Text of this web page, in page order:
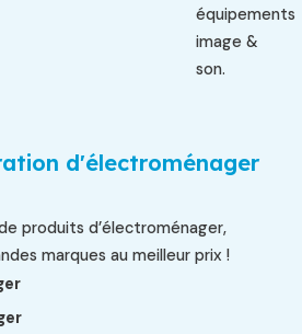
équipements
image &
son.
d'électroménager
produits d’électroménager,
marques au meilleur prix !